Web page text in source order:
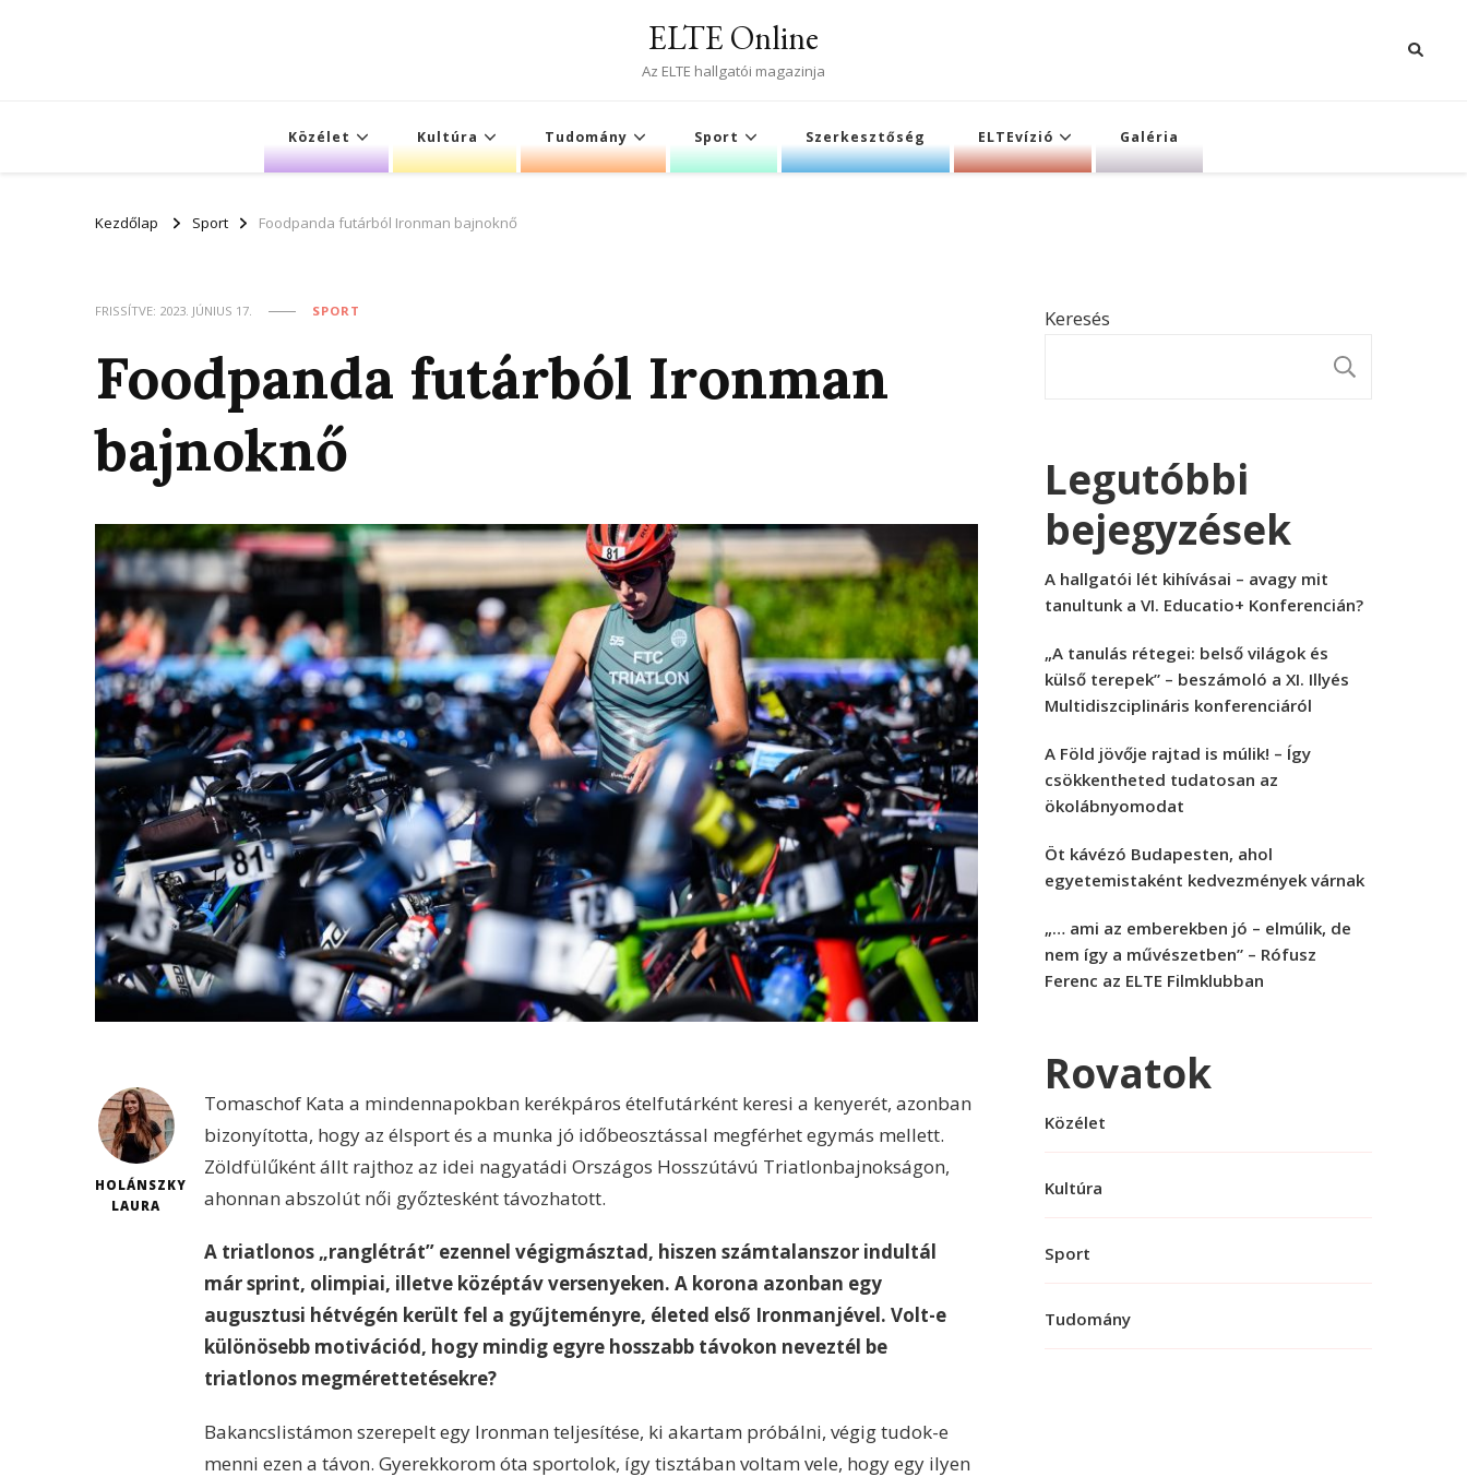
ELTE Online
Az ELTE hallgatói magazinja
Közélet Kultúra Tudomány Sport Szerkesztőség ELTEvízió Galéria
Kezdőlap Sport Foodpanda futárból Ironman bajnoknő
FRISSÍTVE: 2023. JÚNIUS 17. SPORT
Foodpanda futárból Ironman
bajnoknő
HOLÁNSZKY
LAURA
Tomaschof Kata a mindennapokban kerékpáros ételfutárként keresi a kenyerét, azonban
bizonyította, hogy az élsport és a munka jó időbeosztással megférhet egymás mellett.
Zöldfülűként állt rajthoz az idei nagyatádi Országos Hosszútávú Triatlonbajnokságon,
ahonnan abszolút női győztesként távozhatott.
A triatlonos „ranglétrát” ezennel végigmásztad, hiszen számtalanszor indultál
már sprint, olimpiai, illetve középtáv versenyeken. A korona azonban egy
augusztusi hétvégén került fel a gyűjteményre, életed első Ironmanjével. Volt-e
különösebb motivációd, hogy mindig egyre hosszabb távokon neveztél be
triatlonos megmérettetésekre?
Bakancslistámon szerepelt egy Ironman teljesítése, ki akartam próbálni, végig tudok-e
menni ezen a távon. Gyerekkorom óta sportolok, így tisztában voltam vele, hogy egy ilyen
Keresés
Legutóbbi
bejegyzések
A hallgatói lét kihívásai – avagy mit
tanultunk a VI. Educatio+ Konferencián?
„A tanulás rétegei: belső világok és
külső terepek” – beszámoló a XI. Illyés
Multidiszciplináris konferenciáról
A Föld jövője rajtad is múlik! – Így
csökkentheted tudatosan az
ökolábnyomodat
Öt kávézó Budapesten, ahol
egyetemistaként kedvezmények várnak
„… ami az emberekben jó – elmúlik, de
nem így a művészetben” – Rófusz
Ferenc az ELTE Filmklubban
Rovatok
Közélet
Kultúra
Sport
Tudomány